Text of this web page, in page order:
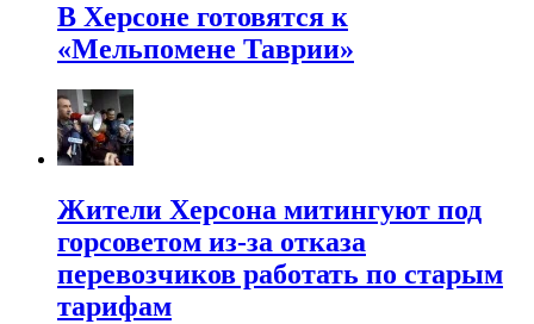
В Херсоне готовятся к
«Мельпомене Таврии»
Жители Херсона митингуют под
горсоветом из-за отказа
перевозчиков работать по старым
тарифам